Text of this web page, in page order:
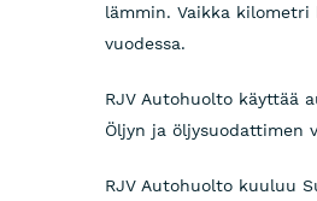
lämmin. Vaikka
vuodessa.
RJV Autohuolto käyttää
Öljyn ja öljysuodattimen
RJV Autohuolto kuuluu